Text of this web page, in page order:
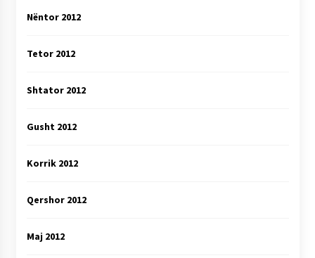
Nëntor 2012
Tetor 2012
Shtator 2012
Gusht 2012
Korrik 2012
Qershor 2012
Maj 2012